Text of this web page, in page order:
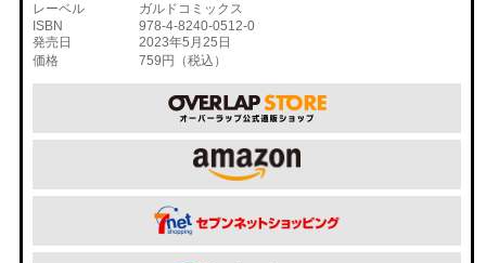
レーベル
ガルドコミックス
ISBN
978-4-8240-0512-0
発売日
2023年5月25日
価格
759円（税込）